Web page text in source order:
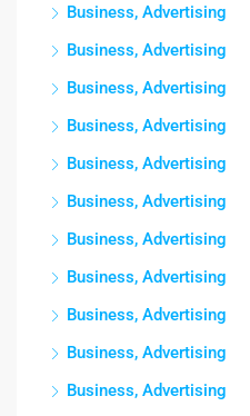
Business, Advertising
Business, Advertising
Business, Advertising
Business, Advertising
Business, Advertising
Business, Advertising
Business, Advertising
Business, Advertising
Business, Advertising
Business, Advertising
Business, Advertising